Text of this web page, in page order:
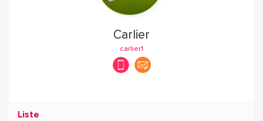
Carlier
carlier1
Liste